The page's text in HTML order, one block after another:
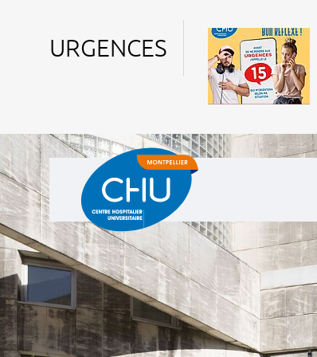
URGENCES